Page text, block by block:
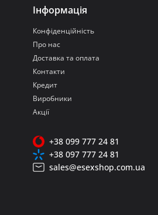
Інформація
Конфіденційність
Про нас
Доставка та оплата
Контакти
Кредит
Виробники
Акції
+38 099 777 24 81
+38 097 777 24 81
sales@esexshop.com.ua